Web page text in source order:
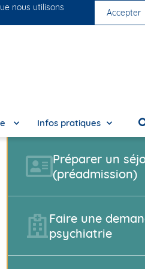
cliniques Nous rejoindre
Infos pratiques
Préparer un
(préadmission)
Faire une
psychiatrie
nous utilisons
Accepter